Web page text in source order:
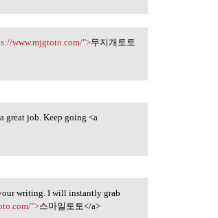
www.mjgtoto.com/">무지개토토
great job. Keep going <a
writing. I will instantly grab
">스마일토토</a>